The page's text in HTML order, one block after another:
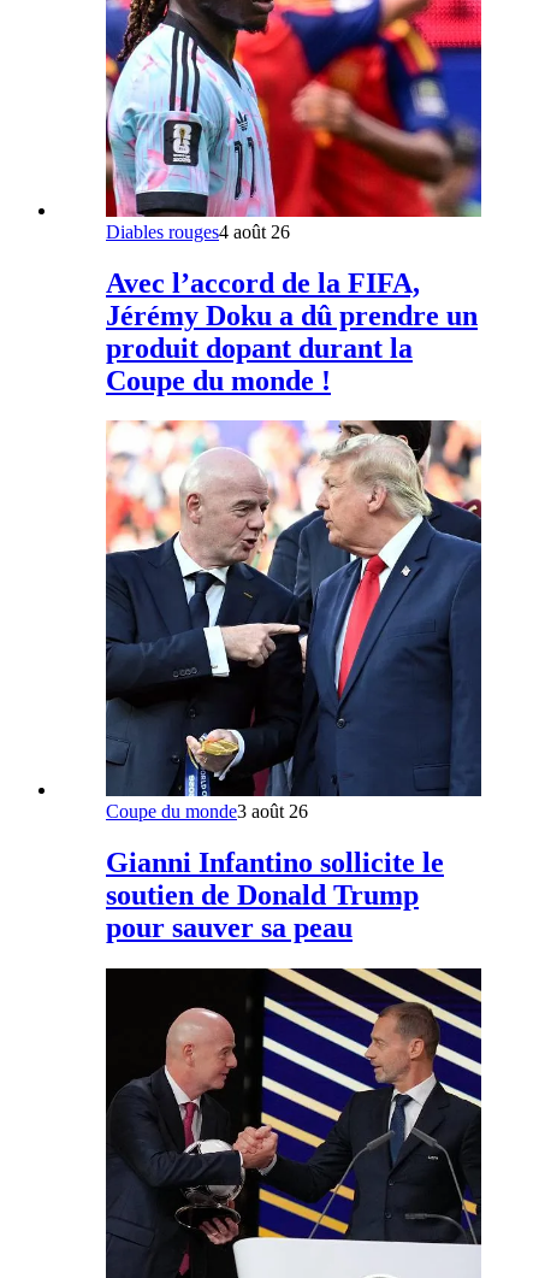
Diables rouges4 août 26
Avec l’accord de la FIFA,
Jérémy Doku a dû prendre un
produit dopant durant la
Coupe du monde !
Coupe du monde3 août 26
Gianni Infantino sollicite le
soutien de Donald Trump
pour sauver sa peau